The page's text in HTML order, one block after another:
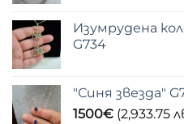
Изумрудена
G734
"Синя звезда"
1500€ (2,933.75